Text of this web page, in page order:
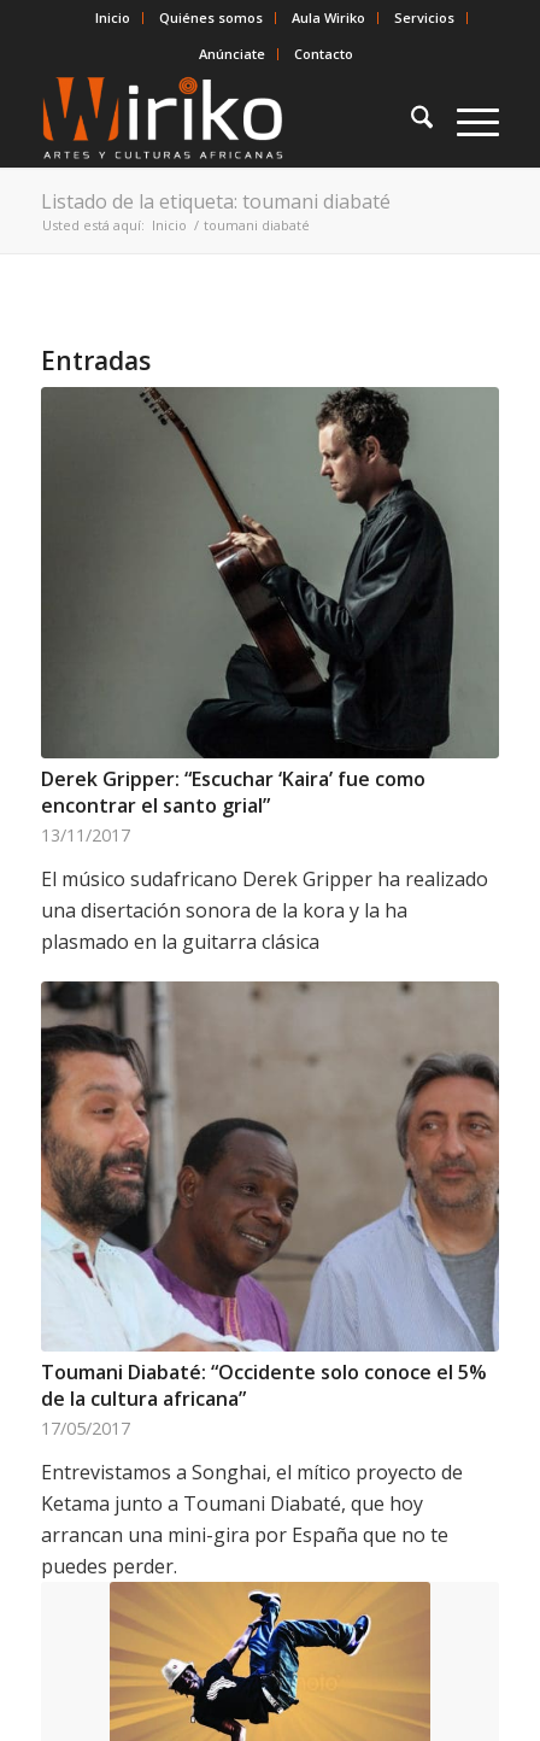
Inicio Quiénes somos Aula Wiriko
Servicios
Anúnciate
Contacto
Listado de la etiqueta: toumani diabaté
Usted está aquí: Inicio / toumani diabaté
Entradas
Derek Gripper: “Escuchar ‘Kaira’ fue como
encontrar el santo grial”
13/11/2017
El músico sudafricano Derek Gripper ha realizado
una disertación sonora de la kora y la ha
plasmado en la guitarra clásica
Toumani Diabaté: “Occidente solo conoce el 5%
de la cultura africana”
17/05/2017
Entrevistamos a Songhai, el mítico proyecto de
Ketama junto a Toumani Diabaté, que hoy
arrancan una mini-gira por España que no te
puedes perder.